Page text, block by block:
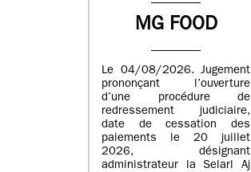
MG FOOD
Le 04/08/2026. Jugement
prononçant l’ouverture
d’une procédure de
redressement judiciaire,
date de cessation des
paiements le 20 juillet
2026, désignant
administrateur la Selarl Aj